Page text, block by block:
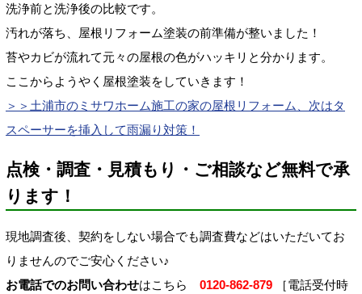
洗浄前と洗浄後の比較です。
汚れが落ち、屋根リフォーム塗装の前準備が整いました！
苔やカビが流れて元々の屋根の色がハッキリと分かります。
ここからようやく屋根塗装をしていきます！
＞＞土浦市のミサワホーム施工の家の屋根リフォーム、次はタ
スペーサーを挿入して雨漏り対策！
点検・調査・見積もり・ご相談など無料で承
ります！
現地調査後、契約をしない場合でも調査費などはいただいてお
りませんのでご安心ください♪
お電話でのお問い合わせはこちら 0120-862-879 ［電話受付時